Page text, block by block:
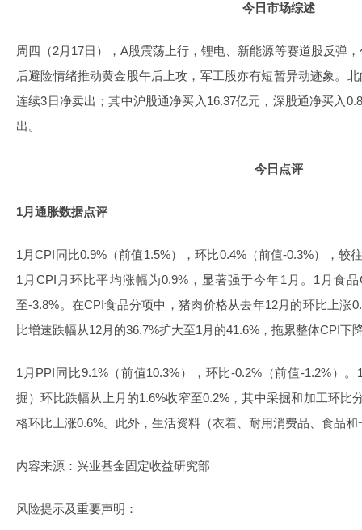
今日市场综述
周四（2月17日），A股震荡上行，锂电、新能源等赛道股反弹
后避险情绪推动黄金股午后上攻，军工股亦有短暂异动迹象。
连续3日净卖出；其中沪股通净买入16.37亿元，深股通净买入
出。
今日点评
1月通胀数据点评
1月CPI同比0.9%（前值1.5%），环比0.4%（前值-0.3%），较
1月CPI月环比平均涨幅为0.9%，显著强于今年1月。1月食
至-3.8%。在CPI食品分项中，猪肉价格从去年12月的环比上涨
比增速跌幅从12月的36.7%扩大至1月的41.6%，拖累整体CPI下
1月PPI同比9.1%（前值10.3%），环比-0.2%（前值-1.2%）
掘）环比跌幅从上月的1.6%收窄至0.2%，其中采掘和加工环比
格环比上涨0.6%。此外，生活资料（衣着、耐用消费品、食品
内容来源：兴业基金固定收益研究部
风险提示及重要声明：